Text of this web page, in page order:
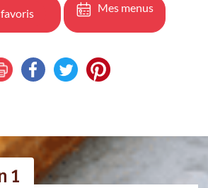
Mes menus
1